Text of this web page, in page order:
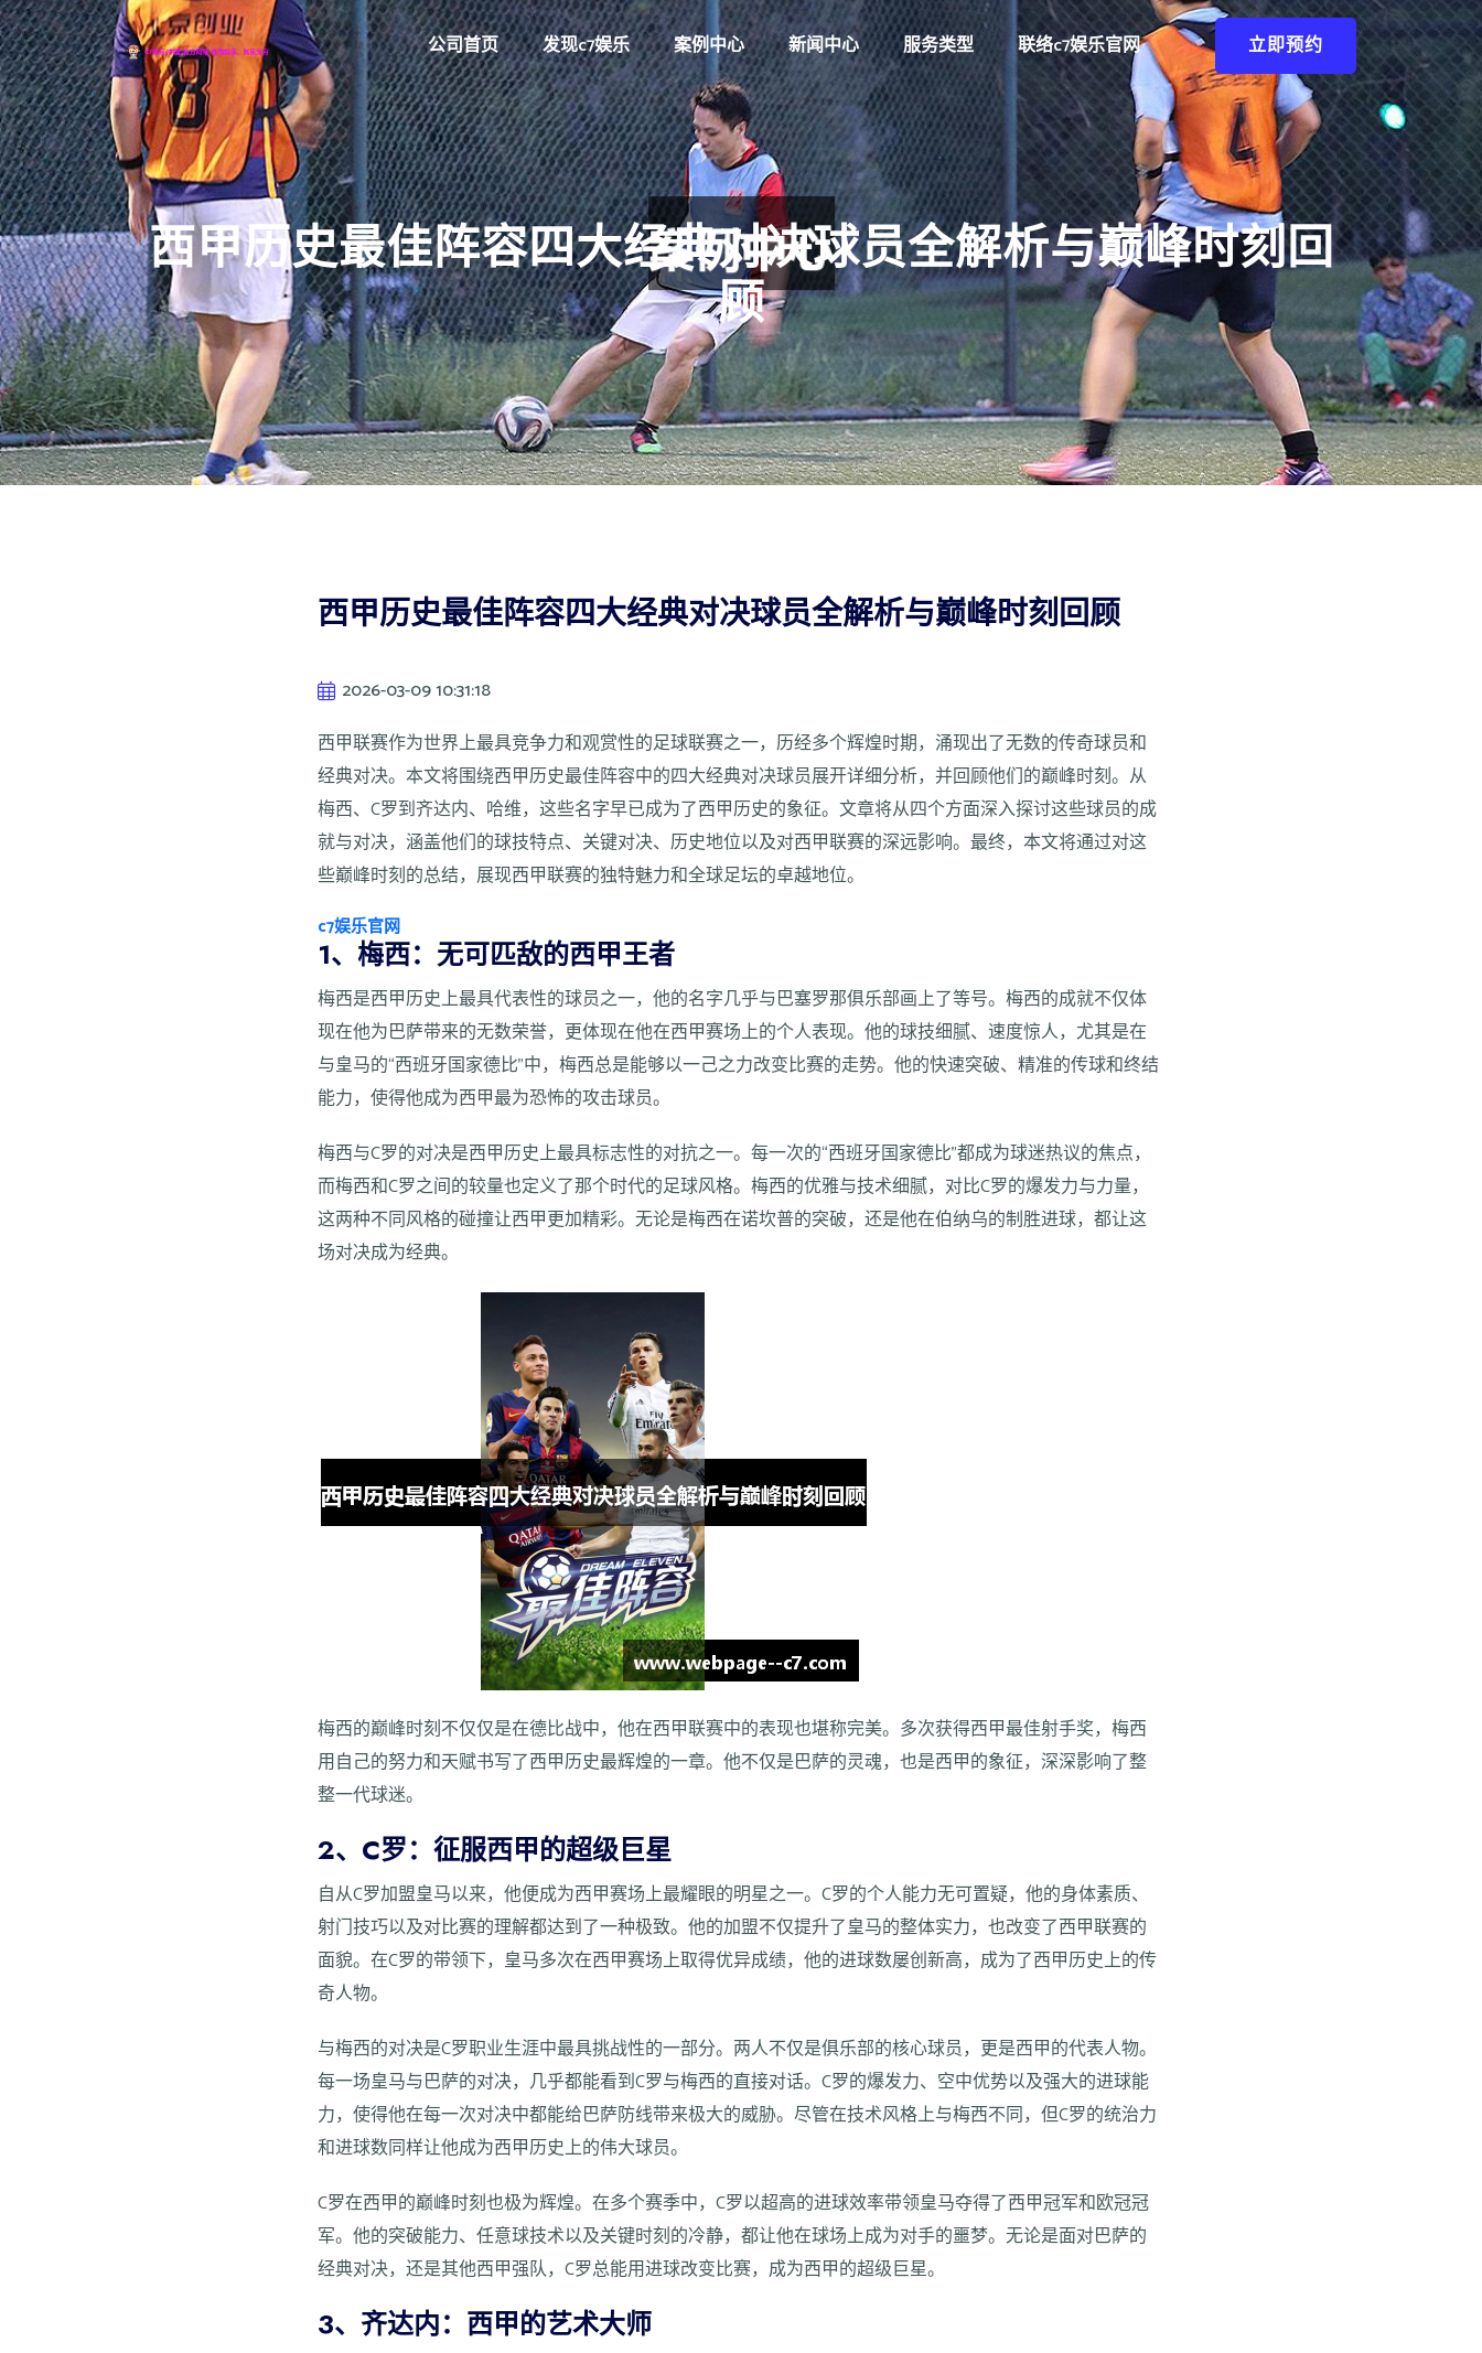
立即预约
公司首页 发现c7娱乐 案例中心 新闻中心 服务类型 联络c7娱乐官网
西甲历史最佳阵容四大经典对决球员全解析与巅峰时刻回
顾
西甲历史最佳阵容四大经典对决球员全解析与巅峰时刻回顾
2026-03-09 10:31:18
西甲联赛作为世界上最具竞争力和观赏性的足球联赛之一，历经多个辉煌时期，涌现出了无数的传奇球员和
经典对决。本文将围绕西甲历史最佳阵容中的四大经典对决球员展开详细分析，并回顾他们的巅峰时刻。从
梅西、C罗到齐达内、哈维，这些名字早已成为了西甲历史的象征。文章将从四个方面深入探讨这些球员的成
就与对决，涵盖他们的球技特点、关键对决、历史地位以及对西甲联赛的深远影响。最终，本文将通过对这
些巅峰时刻的总结，展现西甲联赛的独特魅力和全球足坛的卓越地位。
c7娱乐官网
1、梅西：无可匹敌的西甲王者
梅西是西甲历史上最具代表性的球员之一，他的名字几乎与巴塞罗那俱乐部画上了等号。梅西的成就不仅体
现在他为巴萨带来的无数荣誉，更体现在他在西甲赛场上的个人表现。他的球技细腻、速度惊人，尤其是在
与皇马的“西班牙国家德比”中，梅西总是能够以一己之力改变比赛的走势。他的快速突破、精准的传球和终结
能力，使得他成为西甲最为恐怖的攻击球员。
梅西与C罗的对决是西甲历史上最具标志性的对抗之一。每一次的“西班牙国家德比”都成为球迷热议的焦点，
而梅西和C罗之间的较量也定义了那个时代的足球风格。梅西的优雅与技术细腻，对比C罗的爆发力与力量，
这两种不同风格的碰撞让西甲更加精彩。无论是梅西在诺坎普的突破，还是他在伯纳乌的制胜进球，都让这
场对决成为经典。
梅西的巅峰时刻不仅仅是在德比战中，他在西甲联赛中的表现也堪称完美。多次获得西甲最佳射手奖，梅西
用自己的努力和天赋书写了西甲历史最辉煌的一章。他不仅是巴萨的灵魂，也是西甲的象征，深深影响了整
整一代球迷。
2、C罗：征服西甲的超级巨星
自从C罗加盟皇马以来，他便成为西甲赛场上最耀眼的明星之一。C罗的个人能力无可置疑，他的身体素质、
射门技巧以及对比赛的理解都达到了一种极致。他的加盟不仅提升了皇马的整体实力，也改变了西甲联赛的
面貌。在C罗的带领下，皇马多次在西甲赛场上取得优异成绩，他的进球数屡创新高，成为了西甲历史上的传
奇人物。
与梅西的对决是C罗职业生涯中最具挑战性的一部分。两人不仅是俱乐部的核心球员，更是西甲的代表人物。
每一场皇马与巴萨的对决，几乎都能看到C罗与梅西的直接对话。C罗的爆发力、空中优势以及强大的进球能
力，使得他在每一次对决中都能给巴萨防线带来极大的威胁。尽管在技术风格上与梅西不同，但C罗的统治力
和进球数同样让他成为西甲历史上的伟大球员。
C罗在西甲的巅峰时刻也极为辉煌。在多个赛季中，C罗以超高的进球效率带领皇马夺得了西甲冠军和欧冠冠
军。他的突破能力、任意球技术以及关键时刻的冷静，都让他在球场上成为对手的噩梦。无论是面对巴萨的
经典对决，还是其他西甲强队，C罗总能用进球改变比赛，成为西甲的超级巨星。
3、齐达内：西甲的艺术大师